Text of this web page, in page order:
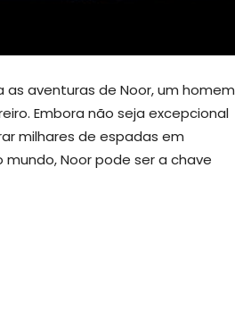
aventuras de Noor, um homem
Embora não seja excepcional
milhares de espadas em
Noor pode ser a chave